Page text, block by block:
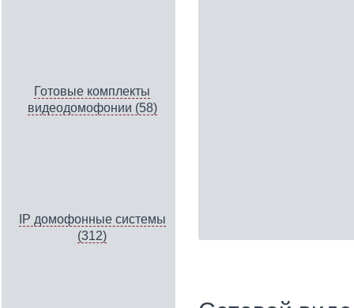
Готовые комплекты
видеодомофонии (58)
IP домофонные системы
(312)